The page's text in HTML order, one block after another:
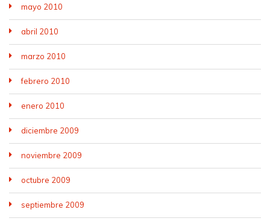
mayo 2010
abril 2010
marzo 2010
febrero 2010
enero 2010
diciembre 2009
noviembre 2009
octubre 2009
septiembre 2009